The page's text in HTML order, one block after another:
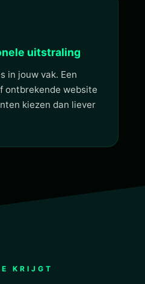
uitstraling
in jouw vak. Een
ontbrekende website
kiezen dan liever
KRIJGT